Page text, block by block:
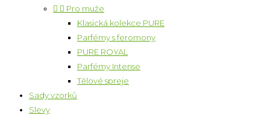
  Pro muže
Klasická kolekce PURE
Parfémy s feromony
PURE ROYAL
Parfémy Intense
Tělové spreje
Sady vzorků
Slevy